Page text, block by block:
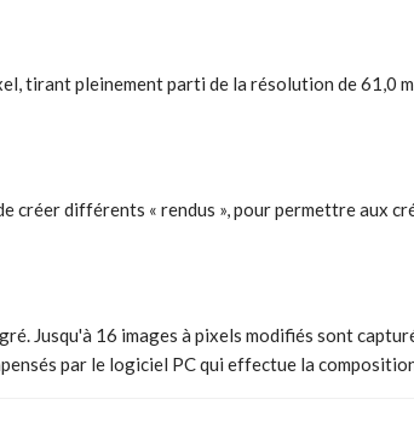
tirant pleinement parti de la résolution de 61,0
différents « rendus », pour permettre aux
Jusqu'à 16 images à pixels modifiés sont
par le logiciel PC qui effectue la